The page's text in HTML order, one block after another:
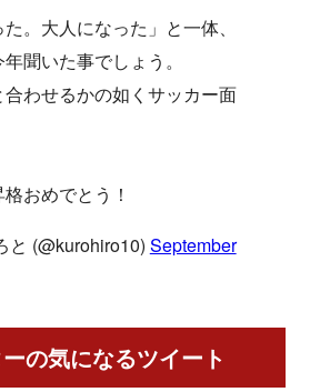
た。大人になった」と一体、
聞いた事でしょう。
わせるかの如くサッカー面
おめでとう！
(@kurohiro10) September
の気になるツイート